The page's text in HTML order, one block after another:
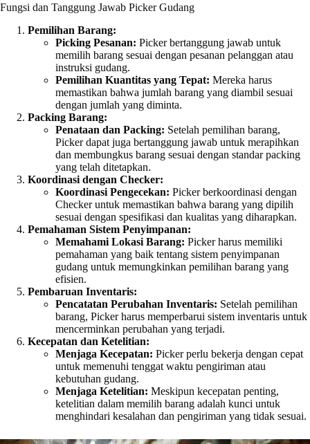
Fungsi dan Tanggung Jawab Picker Gudang
Pemilihan Barang:
Picking Pesanan: Picker bertanggung jawab untuk
memilih barang sesuai dengan pesanan pelanggan atau
instruksi gudang.
Pemilihan Kuantitas yang Tepat: Mereka harus
memastikan bahwa jumlah barang yang diambil sesuai
dengan jumlah yang diminta.
Packing Barang:
Penataan dan Packing: Setelah pemilihan barang,
Picker dapat juga bertanggung jawab untuk merapihkan
dan membungkus barang sesuai dengan standar packing
yang telah ditetapkan.
Koordinasi dengan Checker:
Koordinasi Pengecekan: Picker berkoordinasi dengan
Checker untuk memastikan bahwa barang yang dipilih
sesuai dengan spesifikasi dan kualitas yang diharapkan.
Pemahaman Sistem Penyimpanan:
Memahami Lokasi Barang: Picker harus memiliki
pemahaman yang baik tentang sistem penyimpanan
gudang untuk memungkinkan pemilihan barang yang
efisien.
Pembaruan Inventaris:
Pencatatan Perubahan Inventaris: Setelah pemilihan
barang, Picker harus memperbarui sistem inventaris untuk
mencerminkan perubahan yang terjadi.
Kecepatan dan Ketelitian:
Menjaga Kecepatan: Picker perlu bekerja dengan cepat
untuk memenuhi tenggat waktu pengiriman atau
kebutuhan gudang.
Menjaga Ketelitian: Meskipun kecepatan penting,
ketelitian dalam memilih barang adalah kunci untuk
menghindari kesalahan dan pengiriman yang tidak sesuai.